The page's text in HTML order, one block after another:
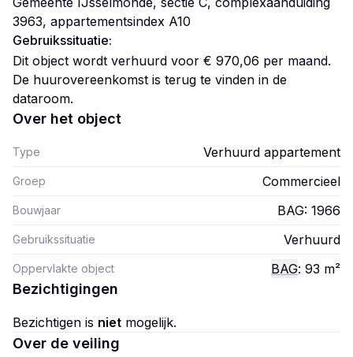
3963, appartementsindex A10
Gebruikssituatie:
Dit object wordt verhuurd voor € 970,06 per maand.
De huurovereenkomst is terug te vinden in de
dataroom.
Over het object
Type Verhuurd appartement
Groep Commercieel
Bouwjaar BAG: 1966
Gebruikssituatie Verhuurd
Oppervlakte object BAG: 93 m²
Bezichtigingen
Bezichtigen is niet mogelijk.
Over de veiling